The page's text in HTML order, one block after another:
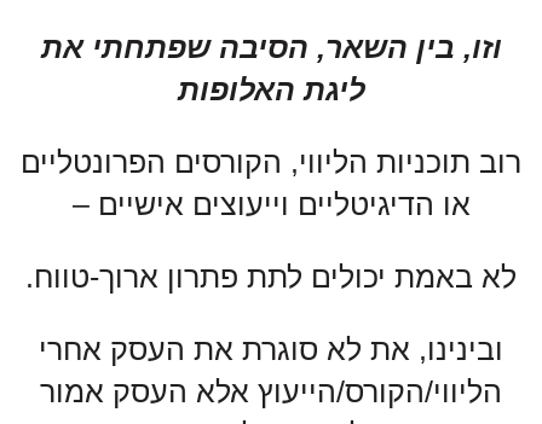
וזו, בין השאר, הסיבה שפתחתי את
ליגת האלופות
רוב תוכניות הליווי, הקורסים הפרונטליים
או הדיגיטליים וייעוצים אישיים –
לא באמת יכולים לתת פתרון ארוך-טווח.
ובינינו, את לא סוגרת את העסק אחרי
הליווי/הקורס/הייעוץ אלא העסק אמור